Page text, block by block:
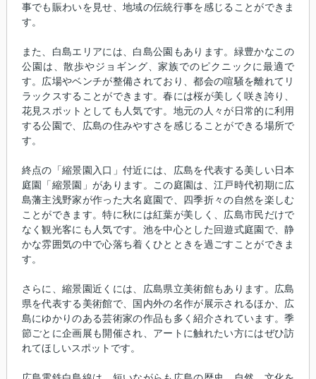
事でも賑わいを見せ、地域の伝統行事を感じることができま
す。
また、白島エリアには、白島公園もあります。緑豊かなこの
公園は、散歩やジョギング、家族でのピクニックに最適で
す。広場やベンチが整備されており、都会の喧騒を離れてリ
ラックスすることができます。春には桜が美しく咲き誇り、
花見スポットとしても人気です。地元の人々が日常的に利用
する公園で、広島の住みやすさを感じることができる場所で
す。
終点の「縮景園入口」付近には、広島を代表する美しい日本
庭園「縮景園」があります。この庭園は、江戸時代初期に広
島藩主浅野家が作った大名庭園で、四季折々の自然を楽しむ
ことができます。特に秋には紅葉が美しく、広島市民だけで
なく観光客にも人気です。池を中心とした回遊式庭園で、静
かな雰囲気の中で心落ち着くひとときを過ごすことができま
す。
さらに、縮景園近くには、広島県立美術館もあります。広島
県を代表する美術館で、国内外の名作が展示されるほか、広
島にゆかりのある芸術家の作品も多く紹介されています。季
節ごとに企画展も開催され、アートに触れたい方にはぜひ訪
れてほしいスポットです。